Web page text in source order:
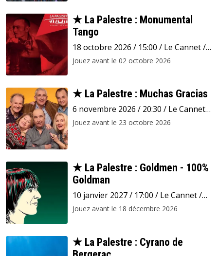
★ La Palestre : Monumental
Tango
18 octobre 2026 / 15:00 / Le Cannet /
La Palestre
Jouez avant le 02 octobre 2026
★ La Palestre : Muchas Gracias
6 novembre 2026 / 20:30 / Le Cannet /
La Palestre
Jouez avant le 23 octobre 2026
★ La Palestre : Goldmen - 100%
Goldman
10 janvier 2027 / 17:00 / Le Cannet /
La Palestre
Jouez avant le 18 décembre 2026
★ La Palestre : Cyrano de